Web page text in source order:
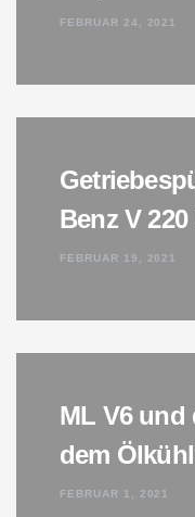
FEBRUAR 24, 2021
Benz V 220
FEBRUAR 19, 2021
ML V6 und
dem
FEBRUAR 1, 2021